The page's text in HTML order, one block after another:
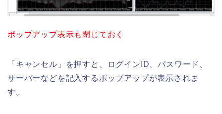
ポップアップ表示も閉じておく
「キャンセル」を押すと、ログインID、パスワード、
サーバーなどを記入するポップアップが表示されま
す。